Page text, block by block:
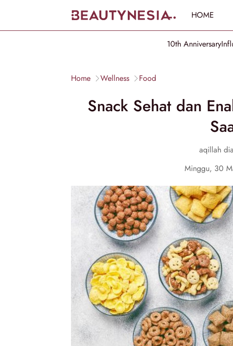
HOME
10th Anniversary
Home Wellness Food
Snack Sehat dan
aqillah
Minggu, 30